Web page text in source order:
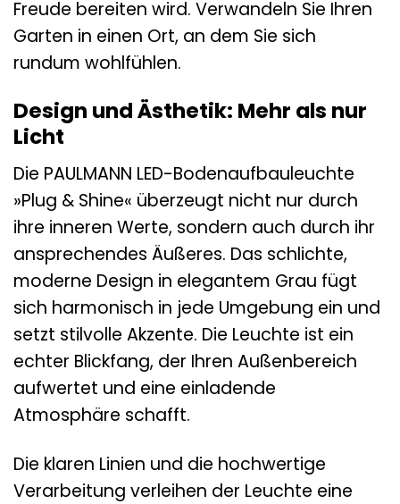
Freude bereiten wird. Verwandeln Sie Ihren
Garten in einen Ort, an dem Sie sich
rundum wohlfühlen.
Design und Ästhetik: Mehr als nur
Licht
Die PAULMANN LED-Bodenaufbauleuchte
»Plug & Shine« überzeugt nicht nur durch
ihre inneren Werte, sondern auch durch ihr
ansprechendes Äußeres. Das schlichte,
moderne Design in elegantem Grau fügt
sich harmonisch in jede Umgebung ein und
setzt stilvolle Akzente. Die Leuchte ist ein
echter Blickfang, der Ihren Außenbereich
aufwertet und eine einladende
Atmosphäre schafft.
Die klaren Linien und die hochwertige
Verarbeitung verleihen der Leuchte eine